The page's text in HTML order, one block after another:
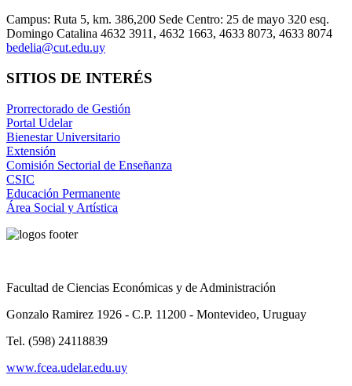
Campus: Ruta 5, km. 386,200 Sede Centro: 25 de mayo 320 esq.
Domingo Catalina 4632 3911, 4632 1663, 4633 8073, 4633 8074
bedelia@cut.edu.uy
SITIOS DE INTERÉS
Prorrectorado de Gestión
Portal Udelar
Bienestar Universitario
Extensión
Comisión Sectorial de Enseñanza
CSIC
Educación Permanente
Área Social y Artística
Facultad de Ciencias Económicas y de Administración
Gonzalo Ramirez 1926 - C.P. 11200 - Montevideo, Uruguay
Tel. (598) 24118839
www.fcea.udelar.edu.uy